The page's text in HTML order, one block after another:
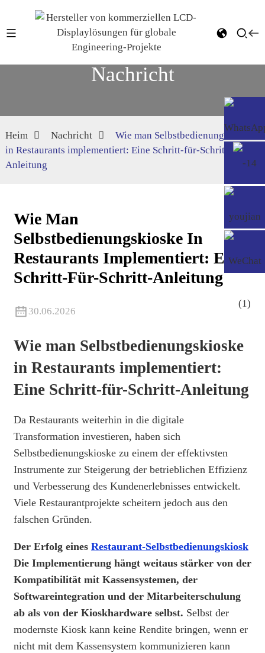
Nachricht
Heim Nachricht
Wie man Selbstbedienungskioske
in Restaurants implementiert: Eine Schritt-für-Schritt-
Anleitung
Wie Man
Selbstbedienungskioske In
Restaurants Implementiert: Eine
Schritt-Für-Schritt-Anleitung
30.06.2026
Wie man Selbstbedienungskioske
in Restaurants implementiert:
Eine Schritt-für-Schritt-Anleitung
Da Restaurants weiterhin in die digitale
Transformation investieren, haben sich
Selbstbedienungskioske zu einem der effektivsten
Instrumente zur Steigerung der betrieblichen Effizienz
und Verbesserung des Kundenerlebnisses entwickelt.
Viele Restaurantprojekte scheitern jedoch aus den
falschen Gründen.
Der Erfolg eines Restaurant-Selbstbedienungskiosk
Die Implementierung hängt weitaus stärker von der
Kompatibilität mit Kassensystemen, der
Softwareintegration und der Mitarbeiterschulung
ab als von der Kioskhardware selbst. Selbst der
modernste Kiosk kann keine Rendite bringen, wenn er
nicht mit dem Kassensystem kommunizieren kann